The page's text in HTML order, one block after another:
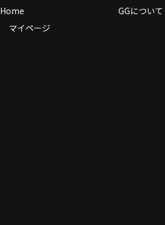
Home
マイページ
GGについて